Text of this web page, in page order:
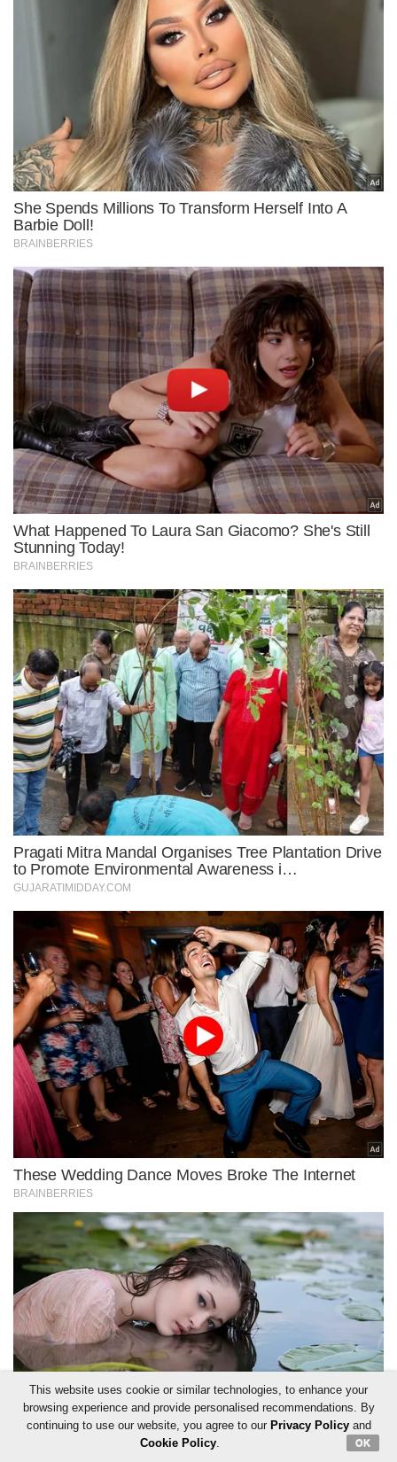
This website uses cookie or similar technologies, to enhance your
browsing experience and provide personalised recommendations. By
continuing to use our website, you agree to our Privacy Policyand
Cookie Policy. OK